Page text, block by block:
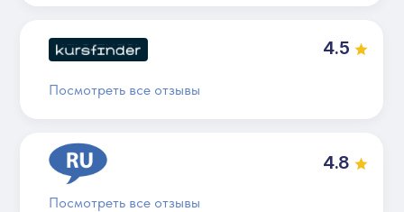
Посмотреть все отзывы
Посмотреть все отзывы
4.8
4.5